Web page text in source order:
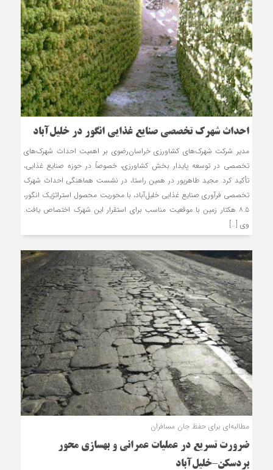
احداث شهرک تخصصی صنایع غذایی انگور در خلیل‌آباد
مدیر شرکت شهرک‌های کشاورزی خراسان‌رضوی بر اهمیت احداث شهرک‌های
تخصصی در توسعه پایدار بخش کشاورزی، خصوصاً در حوزه صنایع غذایی،
تأکید کرد. مجید طاهرپور در همین راستا، در نشست هماهنگی احداث شهرک
تخصصی فرآوری صنایع غذایی خلیل‌آباد، با محوریت محصول استراتژیک انگور،
۸.۵ هکتار زمین با موقعیت مناسب برای استقرار این شهرک اختصاص یافت.
وی […]
مطالبه‌ای برای حفظ جان مسافران
ضرورت تسریع در عملیات عمرانی و بهسازی محور
بردسکن–خلیل‌آباد